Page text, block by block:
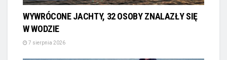
WYWRÓCONE JACHTY, 32 OSOBY ZNALAZŁY SIĘ
W WODZIE
7 sierpnia 2026